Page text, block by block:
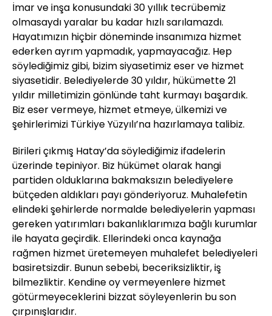
İmar ve inşa konusundaki 30 yıllık tecrübemiz
olmasaydı yaralar bu kadar hızlı sarılamazdı.
Hayatımızın hiçbir döneminde insanımıza hizmet
ederken ayrım yapmadık, yapmayacağız. Hep
söylediğimiz gibi, bizim siyasetimiz eser ve hizmet
siyasetidir. Belediyelerde 30 yıldır, hükümette 21
yıldır milletimizin gönlünde taht kurmayı başardık.
Biz eser vermeye, hizmet etmeye, ülkemizi ve
şehirlerimizi Türkiye Yüzyılı’na hazırlamaya talibiz.
Birileri çıkmış Hatay’da söylediğimiz ifadelerin
üzerinde tepiniyor. Biz hükümet olarak hangi
partiden olduklarına bakmaksızın belediyelere
bütçeden aldıkları payı gönderiyoruz. Muhalefetin
elindeki şehirlerde normalde belediyelerin yapması
gereken yatırımları bakanlıklarımıza bağlı kurumlar
ile hayata geçirdik. Ellerindeki onca kaynağa
rağmen hizmet üretemeyen muhalefet belediyeleri
basiretsizdir. Bunun sebebi, beceriksizliktir, iş
bilmezliktir. Kendine oy vermeyenlere hizmet
götürmeyeceklerini bizzat söyleyenlerin bu son
çırpınışlarıdır.